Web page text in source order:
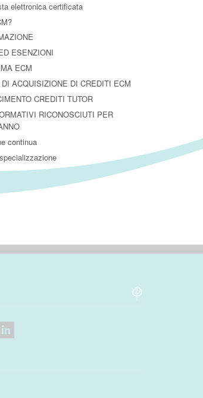
elettronica certificata
ESENZIONI
ECM
DI ACQUISIZIONE DI CREDITI ECM
CREDITI TUTOR
RICONOSCIUTI PER
continua